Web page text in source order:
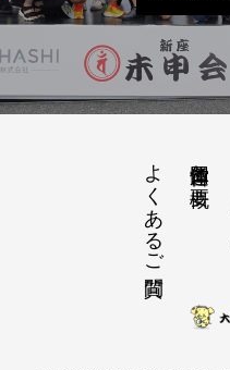
運営団体と概要
よくあるご質問